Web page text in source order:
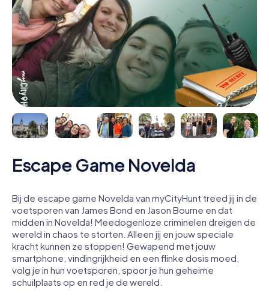
Escape Game Novelda
Bij de escape game Novelda van myCityHunt treed jij in de
voetsporen van James Bond en Jason Bourne en dat
midden in Novelda! Meedogenloze criminelen dreigen de
wereld in chaos te storten. Alleen jij en jouw speciale
kracht kunnen ze stoppen! Gewapend met jouw
smartphone, vindingrijkheid en een flinke dosis moed,
volg je in hun voetsporen, spoor je hun geheime
schuilplaats op en red je de wereld.